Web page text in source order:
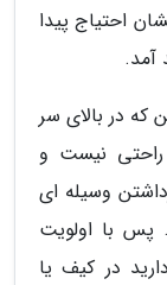
احتیاج پیدا
آمد.
که در بالای سر
راحتی نیست و
وسیله ای
پس با اولویت
در کیف یا